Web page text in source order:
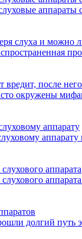
аппараты
слуха и можно
после
окружены
аппарату
аппарата
долгий путь